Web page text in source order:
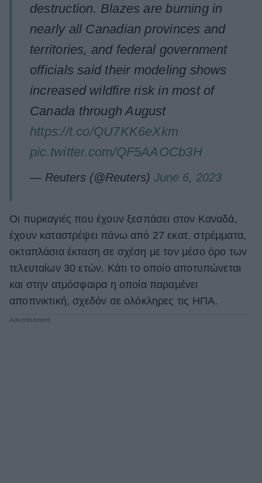
Hautes Grecians
Γάμος
Market News
destruction. Blazes are burning in
nearly all Canadian provinces and
territories, and federal government
officials said their modeling shows
increased wildfire risk in most of
Canada through August
https://t.co/QU7KK6eXkm
pic.twitter.com/QF5AAOCb3H
— Reuters (@Reuters) June 6, 2023
Οι πυρκαγιές που έχουν ξεσπάσει στον Καναδά,
έχουν καταστρέψει πάνω από 27 εκατ. στρέμματα,
οκταπλάσια έκταση σε σχέση με τον μέσο όρο των
τελευταίων 30 ετών. Κάτι το οποίο αποτυπώνεται
και στην ατμόσφαιρα η οποία παραμένει
αποπνικτική, σχεδόν σε ολόκληρες τις ΗΠΑ.